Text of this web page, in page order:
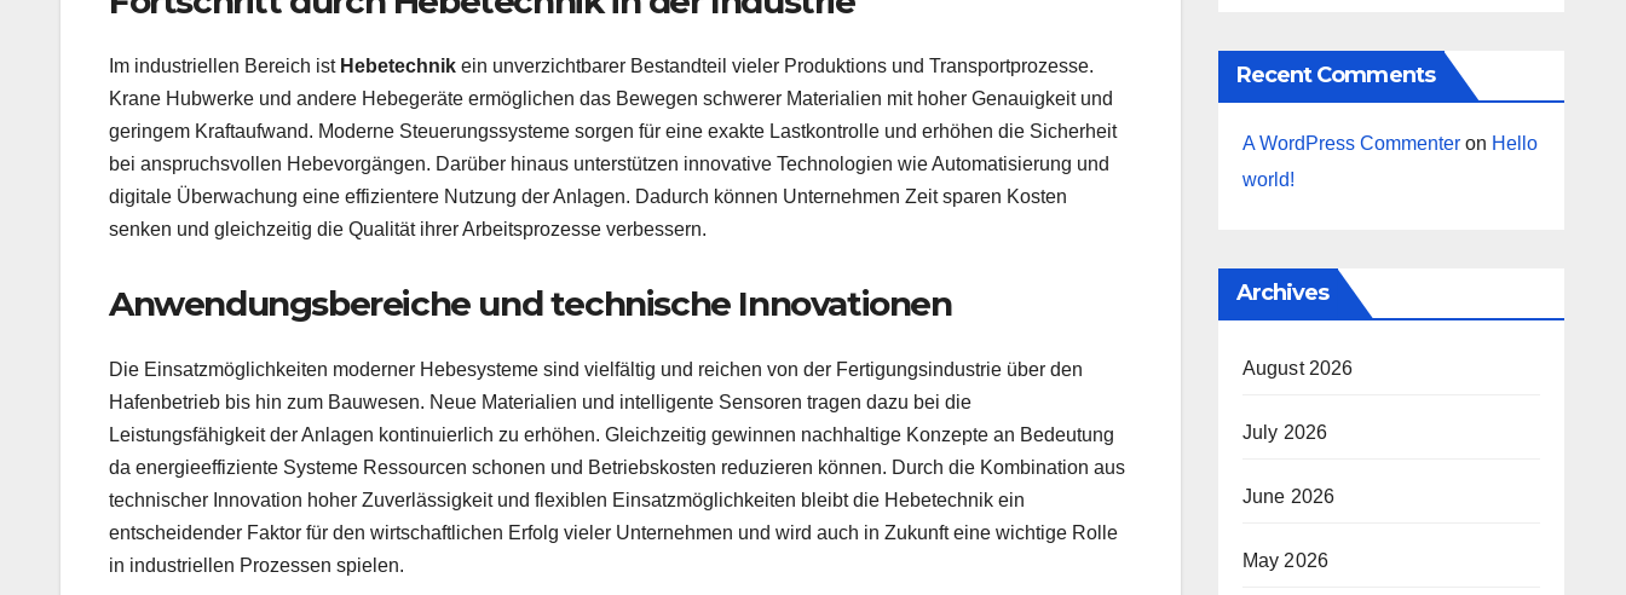
Im industriellen Bereich ist Hebetechnik ein unverzichtbarer Bestandteil vieler Produktions und Transportprozesse.
Krane Hubwerke und andere Hebegeräte ermöglichen das Bewegen schwerer Materialien mit hoher Genauigkeit und
geringem Kraftaufwand. Moderne Steuerungssysteme sorgen für eine exakte Lastkontrolle und erhöhen die Sicherheit
bei anspruchsvollen Hebevorgängen. Darüber hinaus unterstützen innovative Technologien wie Automatisierung und
digitale Überwachung eine effizientere Nutzung der Anlagen. Dadurch können Unternehmen Zeit sparen Kosten
senken und gleichzeitig die Qualität ihrer Arbeitsprozesse verbessern.
Anwendungsbereiche und technische Innovationen
Die Einsatzmöglichkeiten moderner Hebesysteme sind vielfältig und reichen von der Fertigungsindustrie über den
Hafenbetrieb bis hin zum Bauwesen. Neue Materialien und intelligente Sensoren tragen dazu bei die
Leistungsfähigkeit der Anlagen kontinuierlich zu erhöhen. Gleichzeitig gewinnen nachhaltige Konzepte an Bedeutung
da energieeffiziente Systeme Ressourcen schonen und Betriebskosten reduzieren können. Durch die Kombination aus
technischer Innovation hoher Zuverlässigkeit und flexiblen Einsatzmöglichkeiten bleibt die Hebetechnik ein
entscheidender Faktor für den wirtschaftlichen Erfolg vieler Unternehmen und wird auch in Zukunft eine wichtige Rolle
in industriellen Prozessen spielen.
Recent Comments
A WordPress Commenteron Hello
world!
Archives
August 2026
July 2026
June 2026
May 2026